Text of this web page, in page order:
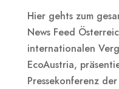
Hier gehts zum
News Feed
internationalen
EcoAustria,
Pressekonferenz